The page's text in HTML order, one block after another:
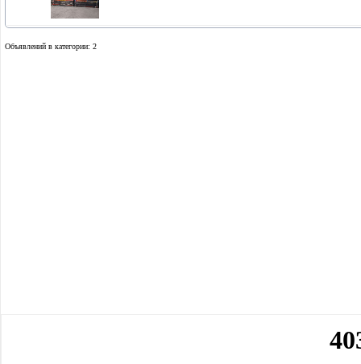
Объявлений в категории: 2